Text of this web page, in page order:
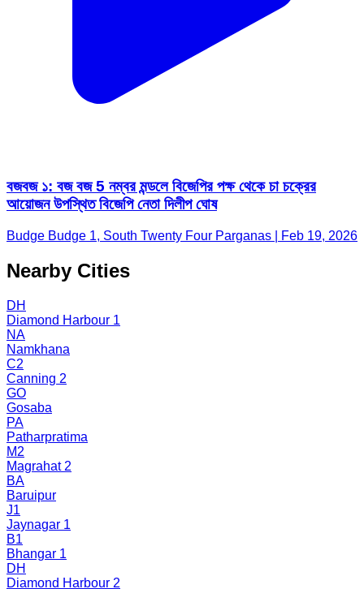
বজবজ ১: বজ বজ 5 নম্বর মন্ডলে বিজেপির পক্ষ থেকে চা চক্রের
আয়োজন উপস্থিত বিজেপি নেতা দিলীপ ঘোষ
Budge Budge 1, South Twenty Four Parganas | Feb 19, 2026
Nearby Cities
DH
Diamond Harbour 1
NA
Namkhana
C2
Canning 2
GO
Gosaba
PA
Patharpratima
M2
Magrahat 2
BA
Baruipur
J1
Jaynagar 1
B1
Bhangar 1
DH
Diamond Harbour 2